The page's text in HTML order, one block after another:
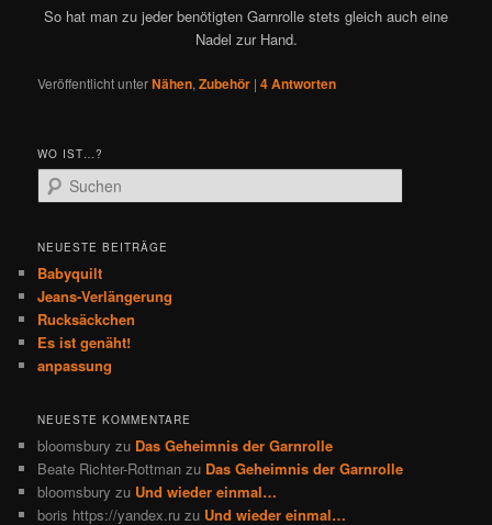
So hat man zu jeder benötigten Garnrolle stets gleich auch eine
Nadel zur Hand.
Veröffentlicht unterNähen,Zubehör |4Antworten
WO IST…?
u
h
n
NEUESTE BEITRÄGE
Babyquilt
Jeans-Verlängerung
Rucksäckchen
Es ist genäht!
anpassung
NEUESTE KOMMENTARE
bloomsbury zu Das Geheimnis der Garnrolle
Beate Richter-Rottman zu Das Geheimnis der Garnrolle
bloomsbury zu Und wieder einmal…
boris https://yandex.ru zu Und wieder einmal…